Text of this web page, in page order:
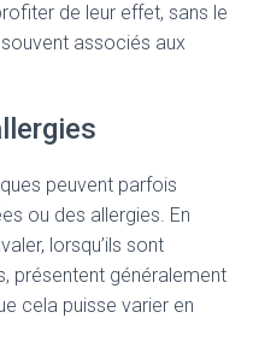
de leur effet, sans le
associés aux
peuvent parfois
ou des allergies. En
lorsqu’ils sont
présentent généralement
cela puisse varier en